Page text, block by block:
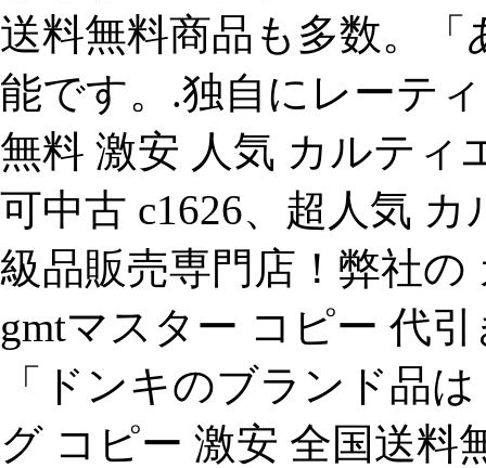
送料無料商品も多数。
能です。.独自にレーテ
無料 激安 人気 カルティ
可中古 c1626、超人気
級品販売専門店！弊社
gmtマスター コピー 代
「ドンキのブランド品
グ コピー 激安 全国送料